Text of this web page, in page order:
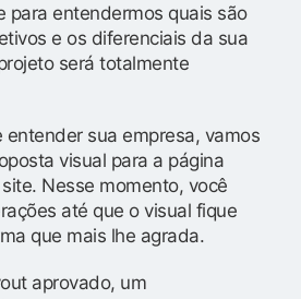
para entendermos quais são
e os diferenciais da sua
será totalmente
entender sua empresa, vamos
visual para a página
Nesse momento, você
até que o visual fique
que mais lhe agrada.
aprovado, um